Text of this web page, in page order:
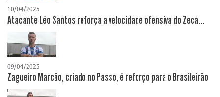
10/04/2025
Atacante Léo Santos reforça a velocidade ofensiva do Zeca...
09/04/2025
Zagueiro Marcão, criado no Passo, é reforço para o Brasileirão